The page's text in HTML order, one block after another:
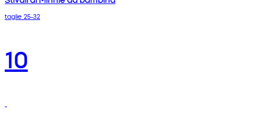
taglie 25-32
10